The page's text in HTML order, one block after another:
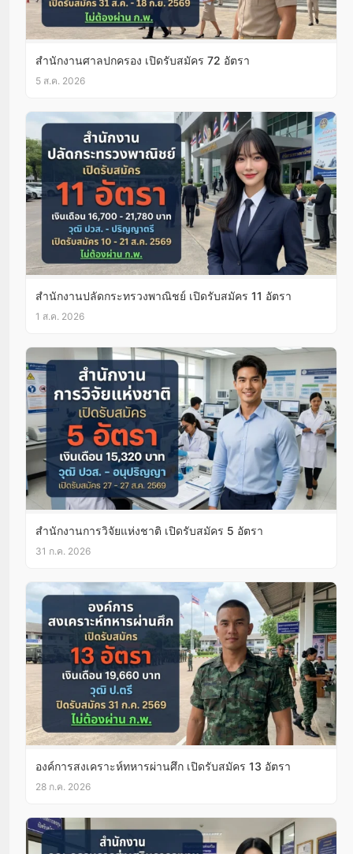
สำนักงานศาลปกครอง เปิดรับสมัคร 72 อัตรา
5 ส.ค. 2026
สำนักงานปลัดกระทรวงพาณิชย์ เปิดรับสมัคร 11 อัตรา
1 ส.ค. 2026
สำนักงานการวิจัยแห่งชาติ เปิดรับสมัคร 5 อัตรา
31 ก.ค. 2026
องค์การสงเคราะห์ทหารผ่านศึก เปิดรับสมัคร 13 อัตรา
28 ก.ค. 2026